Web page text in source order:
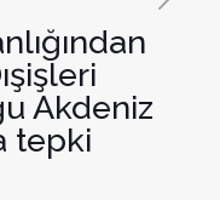
Akdeniz
tepki